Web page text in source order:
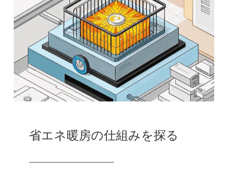
省エネ暖房の仕組みを探る